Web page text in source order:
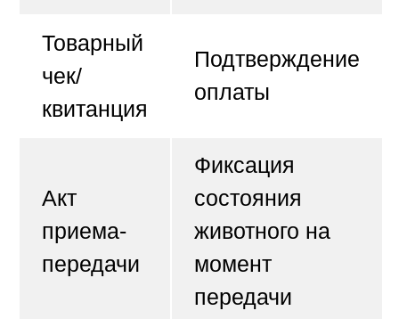
Товарный
чек/
квитанция
Подтверждение
оплаты
Акт
приема-
передачи
Фиксация
состояния
животного на
момент
передачи